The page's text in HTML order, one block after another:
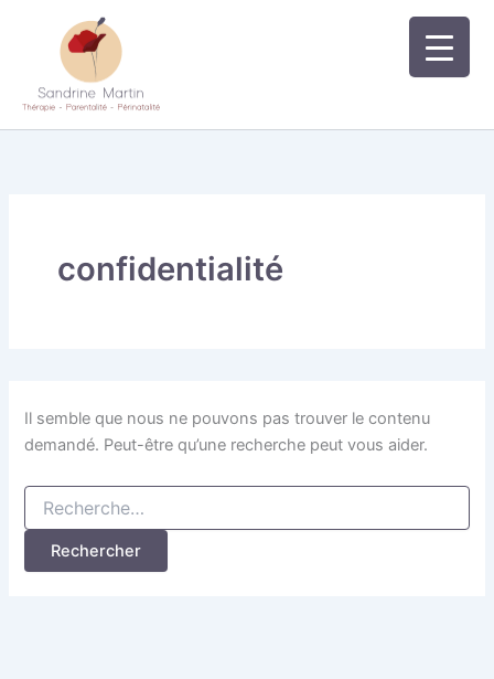
confidentialité
Il semble que nous ne pouvons pas trouver le contenu
demandé. Peut-être qu’une recherche peut vous aider.
Rechercher :